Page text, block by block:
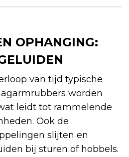
OPHANGING:
van tijd typische
worden
leidt tot rammelende
Ook de
slijten en
bij sturen of hobbels.